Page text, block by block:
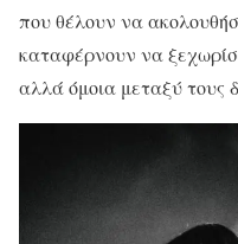
που θέλουν να
καταφέρνουν να
αλλά όμοια μεταξύ τους